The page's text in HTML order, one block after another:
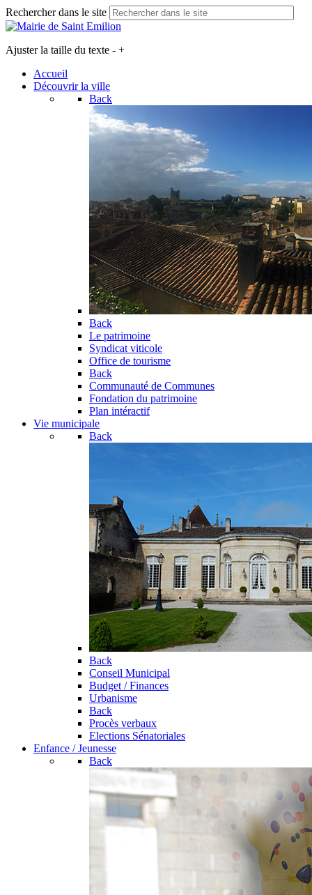
Rechercher dans le site
Ajuster la taille du texte - +
Accueil
Découvrir la ville
Back
Back
Le patrimoine
Syndicat viticole
Office de tourisme
Back
Communauté de Communes
Fondation du patrimoine
Plan intéractif
Vie municipale
Back
Back
Conseil Municipal
Budget / Finances
Urbanisme
Back
Procès verbaux
Elections Sénatoriales
Enfance / Jeunesse
Back